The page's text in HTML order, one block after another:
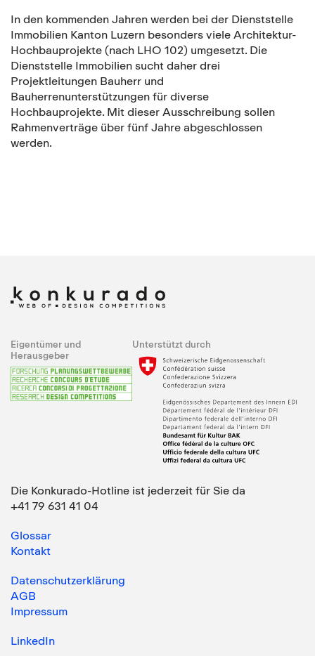
In den kommenden Jahren werden bei der Dienststelle
Immobilien Kanton Luzern besonders viele Architektur-
Hochbauprojekte (nach LHO 102) umgesetzt. Die
Dienststelle Immobilien sucht daher drei
Projektleitungen Bauherr und
Bauherrenunterstützungen für diverse
Hochbauprojekte. Mit dieser Ausschreibung sollen
Rahmenverträge über fünf Jahre abgeschlossen
werden.
Eigentümer und
Herausgeber
Unterstützt durch
Die Konkurado-Hotline ist jederzeit für Sie da
+41 79 631 41 04
Glossar
Kontakt
Datenschutzerklärung
AGB
Impressum
LinkedIn